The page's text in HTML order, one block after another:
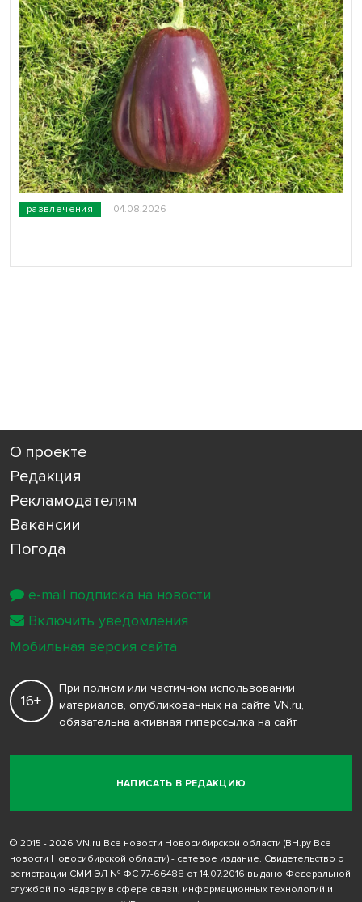
развлечения 04.08.2026
О проекте
Редакция
Рекламодателям
Вакансии
Погода
НАПИСАТЬ В РЕДАКЦИЮ
16+
При полном или частичном использовании
материалов, опубликованных на сайте VN.ru,
обязательна активная гиперссылка на сайт
© 2015 - 2026 VN.ru Все новости Новосибирской области (ВН.ру Все
новости Новосибирской области) - сетевое издание. Свидетельство о
регистрации СМИ ЭЛ № ФС 77-66488 от 14.07.2016 выдано Федеральной
службой по надзору в сфере связи, информационных технологий и
e-mail подписка на новости
Включить уведомления
Мобильная версия сайта